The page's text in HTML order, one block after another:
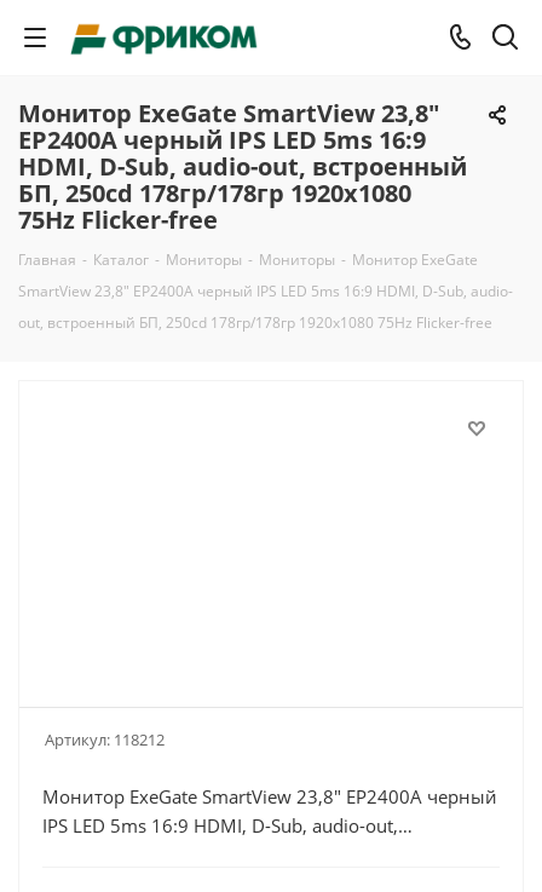
Монитор ExeGate SmartView 23,8"
EP2400A черный IPS LED 5ms 16:9
HDMI, D-Sub, audio-out, встроенный
БП, 250cd 178гр/178гр 1920x1080
75Hz Flicker-free
Главная - Каталог - Мониторы - Мониторы - Монитор ExeGate
SmartView 23,8" EP2400A черный IPS LED 5ms 16:9 HDMI, D-Sub, audio-
out, встроенный БП, 250cd 178гр/178гр 1920x1080 75Hz Flicker-free
Артикул: 118212
Монитор ExeGate SmartView 23,8" EP2400A черный
IPS LED 5ms 16:9 HDMI, D-Sub, audio-out,